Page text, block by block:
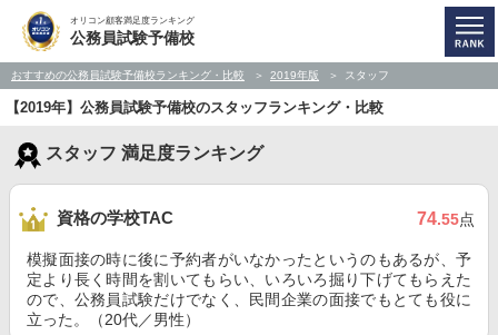
オリコン顧客満足度ランキング
公務員試験予備校
おすすめの公務員試験予備校ランキング・比較 2019年版 スタッフ
【2019年】公務員試験予備校のスタッフランキング・比較
スタッフ 満足度ランキング
資格の学校TAC 74.55点
模擬面接の時に後に予約者がいなかったというのもあるが、予
定より長く時間を割いてもらい、いろいろ掘り下げてもらえた
ので、公務員試験だけでなく、民間企業の面接でもとても役に
立った。（20代／男性）